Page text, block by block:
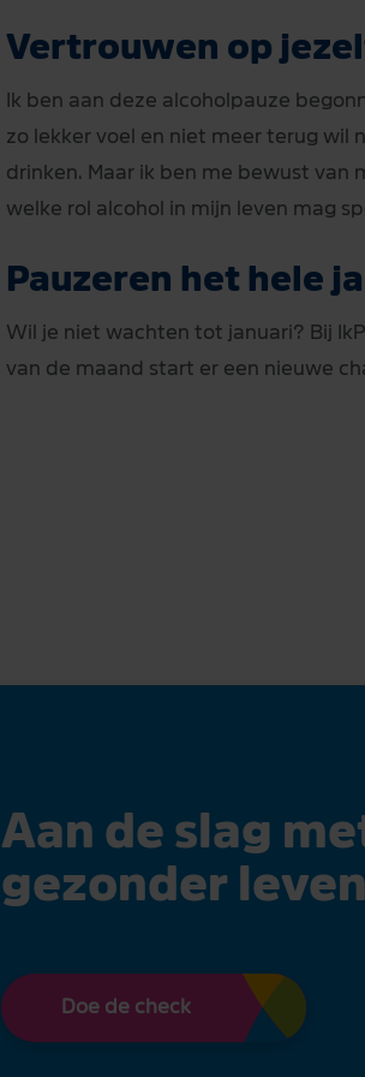
Vertrouwen op
Ik ben aan deze alcoholpauze
zo lekker voel en niet meer terug wil
drinken. Maar ik ben me bewust van
welke rol alcohol in mijn leven mag
Pauzeren het hele
Wil je niet wachten tot januari? Bij
van de maand start er een nieuwe
Aan de slag
gezonder
Doe de check